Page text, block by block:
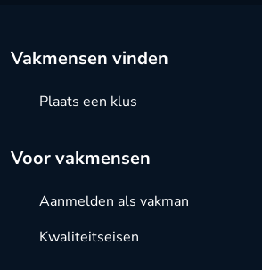
Vakmensen vinden
Plaats een klus
Voor vakmensen
Aanmelden als vakman
Kwaliteitseisen